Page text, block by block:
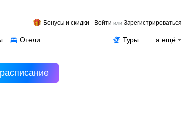
Бонусы и скидки Войти илиЗарегистрироваться
а ещё
Туры
Отели